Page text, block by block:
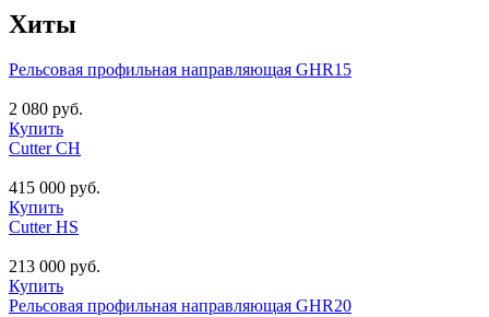
Хиты
Рельсовая профильная направляющая GHR15
2 080 руб.
Купить
Cutter CH
415 000 руб.
Купить
Cutter HS
213 000 руб.
Купить
Рельсовая профильная направляющая GHR20